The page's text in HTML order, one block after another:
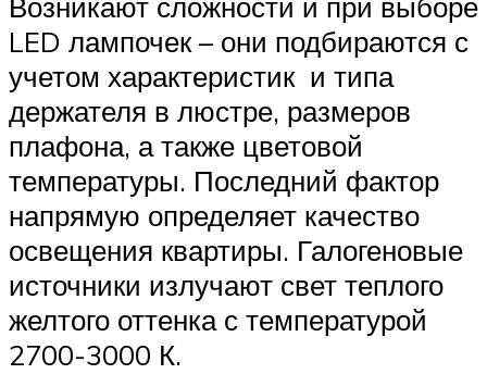
LED лампочек – они подбираются с
учетом характеристик и типа
держателя в люстре, размеров
плафона, а также цветовой
температуры. Последний фактор
напрямую определяет качество
освещения квартиры. Галогеновые
источники излучают свет теплого
желтого оттенка с температурой
2700-3000 К.